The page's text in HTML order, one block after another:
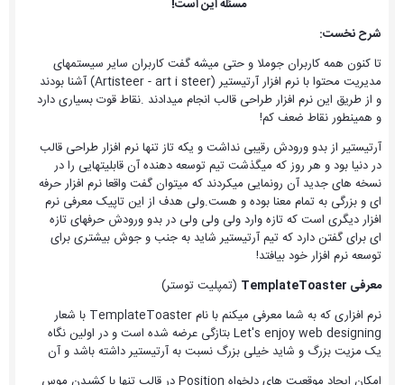
مسئله این است!
شرح نخست:
تا کنون همه کاربران جوملا و حتی میشه گفت کاربران سایر سیستمهای
مدیریت محتوا با نرم افزار آرتیستیر (Artisteer - art i steer) آشنا بودند
و از طریق این نرم افزار طراحی قالب انجام میدادند .نقاط قوت بسیاری دارد
و همینطور نقاط ضعف کم!
آرتیستیر از بدو ورودش رقیبی نداشت و یکه تاز تنها نرم افزار طراحی قالب
در دنیا بود و هر روز که میگذشت تیم توسعه دهنده آن قابلیتهایی را در
نسخه های جدید آن رونمایی میکردند که میتوان گفت واقعا نرم افزار حرفه
ای و بزرگی به تمام معنا بوده و هست.ولی هدف از این تاپیک معرفی نرم
افزار دیگری است که تازه وارد ولی ولی ولی در بدو ورودش حرفهای تازه
ای برای گفتن دارد که تیم آرتیستیر شاید به جنب و جوش بیشتری برای
توسعه نرم افزار خود بیافتد!
معرفی TemplateToaster
(تمپلیت توستر)
نرم افزاری که به شما معرفی میکنم با نام TemplateToaster با شعار
Let's enjoy web designing بتازگی عرضه شده است و در اولین نگاه
یک مزیت بزرگ و شاید خیلی بزرگ نسبت به آرتیستیر داشته باشد و آن
امکان ایجاد موقعیت های دلخواه Position در قالب تنها با کشیدن موس